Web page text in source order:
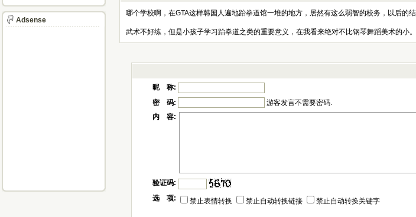
哪个学校啊，在GTA这样韩国人遍地跆拳道馆一堆的地方，居然有这么弱智的校务，以后的
武术不好练，但是小孩子学习跆拳道之类的重要意义，在我看来绝对不比钢琴舞蹈美术的小。
昵 称:
密 码:
游客发言不需要密码.
内 容:
验证码:
选 项:
禁止表情转换 禁止自动转换链接 禁止自动转换关键字
Adsense